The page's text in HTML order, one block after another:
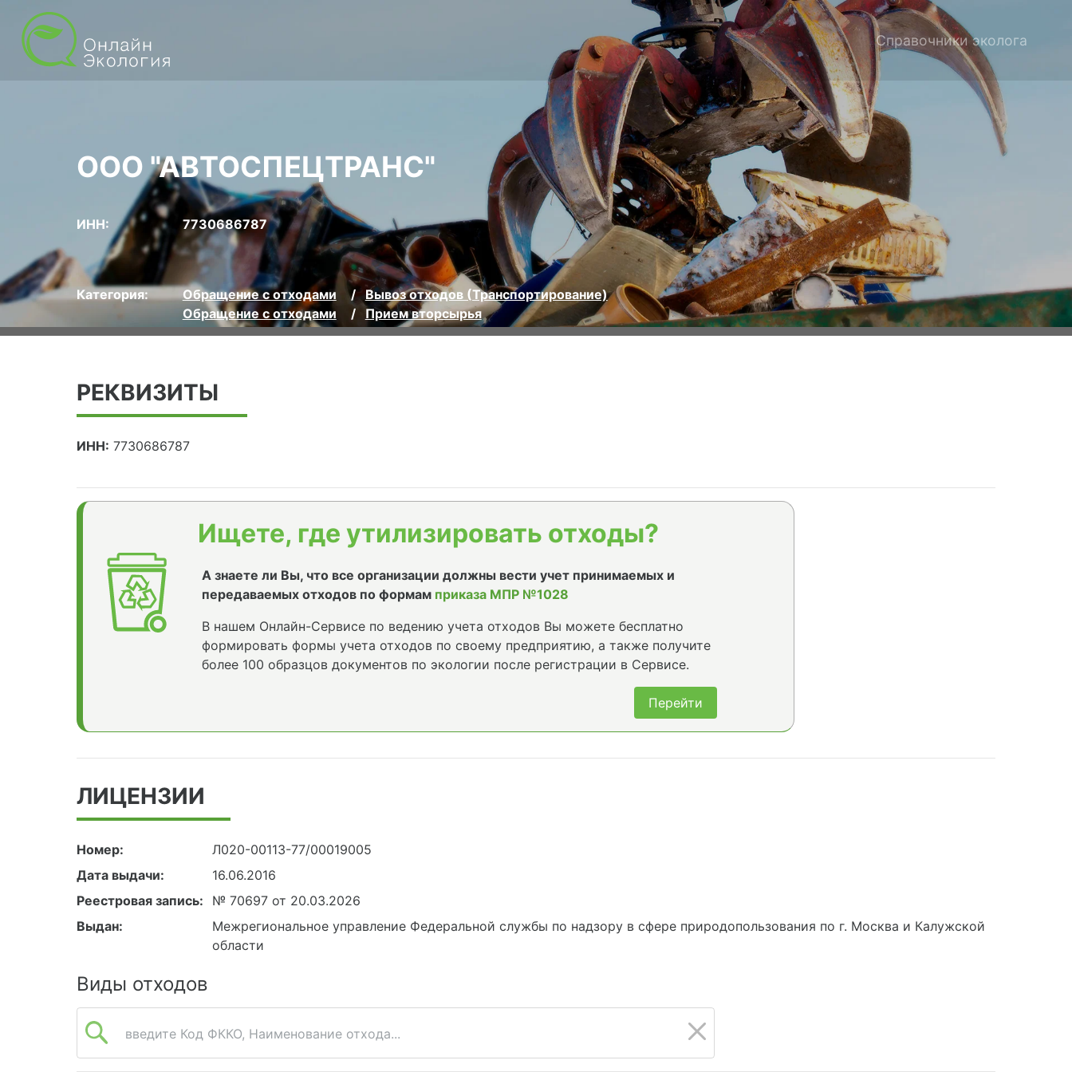
Справочники эколога
ООО "АВТОСПЕЦТРАНС"
ИНН: 7730686787
Категория: Обращение с отходами
Вывоз отходов (Транспортирование)
Обращение с отходами
Прием вторсырья
РЕКВИЗИТЫ
ИНН: 7730686787
Ищете, где утилизировать отходы?
А знаете ли Вы, что все организации должны вести учет принимаемых и
передаваемых отходов по формам приказа МПР №1028
В нашем Онлайн-Сервисе по ведению учета отходов Вы можете бесплатно
формировать формы учета отходов по своему предприятию, а также получите
более 100 образцов документов по экологии после регистрации в Сервисе.
Перейти
ЛИЦЕНЗИИ
Номер:
Л020-00113-77/00019005
Дата выдачи:
16.06.2016
Реестровая запись:
№ 70697 от 20.03.2026
Выдан:
Межрегиональное управление Федеральной службы по надзору в сфере природопользования по г. Москва и Калужской
области
Виды отходов
введите Код ФККО, Наименование отхода...